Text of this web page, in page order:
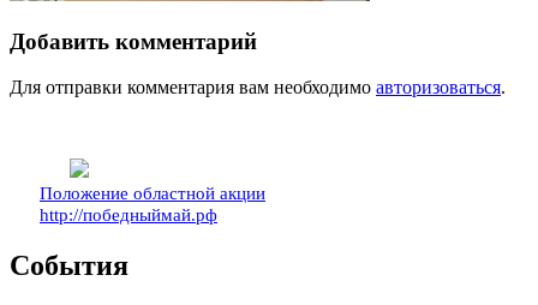
Добавить комментарий
Для отправки комментария вам необходимо авторизоваться.
Положение областной акции
http://победныймай.рф
События